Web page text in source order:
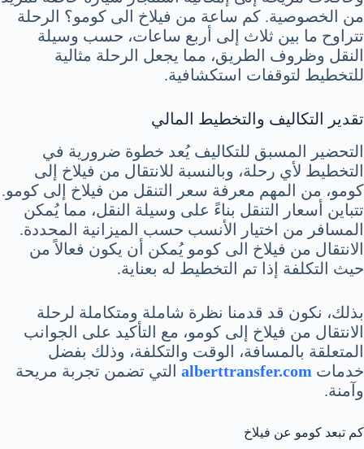
من الخصوصية. كم ساعة من فيلاخ الى كومو؟ الرحلة
تتراوح ما بين ثلاث إلى أربع ساعات، حسب وسيلة
النقل وظروف الطريق، مما يجعل الرحلة مثالية
للتخطيط لتوقفات استكشافية.
تقدير التكاليف والتخطيط المالي
التحضير المسبق للتكاليف يُعد خطوة ضرورية في
التخطيط لأي رحلة، وبالنسبة للانتقال من فيلاخ إلى
كومو، من المهم معرفة سعر التنقل من فيلاخ إلى كومو.
تتباين أسعار التنقل بناءً على وسيلة النقل، مما يُمكن
المسافر من اختيار الأنسب حسب الميزانية المحددة.
الانتقال من فيلاخ الى كومو يُمكن أن يكون فعالاً من
حيث التكلفة إذا تم التخطيط له بعناية.
بذلك، نكون قد قدمنا نظرة شاملة ومتكاملة لرحلة
الانتقال من فيلاخ إلى كومو، مع التأكيد على الجوانب
المتعلقة بالمسافة، الوقت والتكلفة، وذلك بفضل
خدمات alberttransfer.com التي تضمن تجربة مريحة
وآمنة.
كم تبعد كومو عن فيلاخ